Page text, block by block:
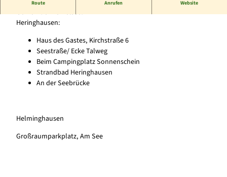
Route Anrufen Website
Gemeinde Diemelsee.
Heringhausen:
Haus des Gastes, Kirchstraße 6
Seestraße/ Ecke Talweg
Beim Campingplatz Sonnenschein
Strandbad Heringhausen
An der Seebrücke
Helminghausen
Großraumparkplatz, Am See